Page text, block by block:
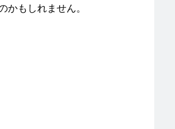
かもしれません。